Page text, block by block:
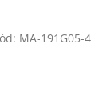
MA-191G05-4